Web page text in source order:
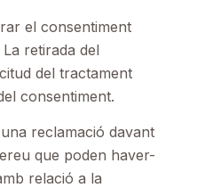
el consentiment
retirada del
del tractament
consentiment.
reclamació davant
que poden haver-
relació a la